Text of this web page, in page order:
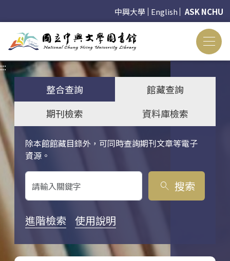
中興大學 English ASK NCHU
:::
整合查詢
館藏查詢
期刊檢索
資料庫檢索
除本館館藏目錄外，可同時查詢期刊文章等電子
資源。
關鍵字搜尋
search 搜索
進階檢索 使用說明